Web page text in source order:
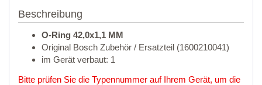
Beschreibung
O-Ring 42,0x1,1 MM
Original Bosch Zubehör / Ersatzteil (1600210041)
im Gerät verbaut: 1
Bitte prüfen Sie die Typennummer auf Ihrem Gerät, um die